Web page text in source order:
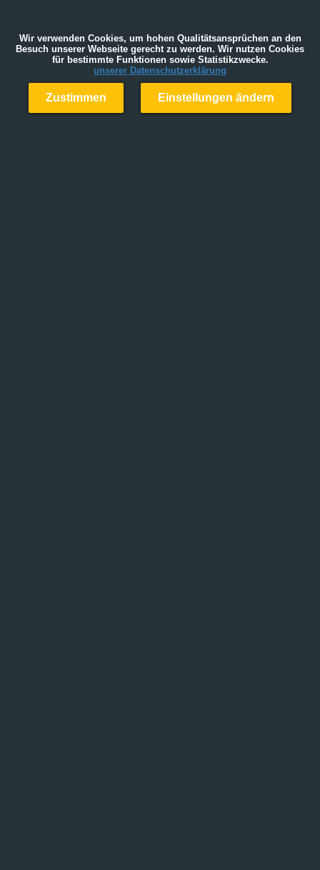
Wir verwenden Cookies, um hohen Qualitätsansprüchen an den
Besuch unserer Webseite gerecht zu werden. Wir nutzen Cookies
für bestimmte Funktionen sowie Statistikzwecke.
unserer Datenschutzerklärung
Zustimmen Einstellungen ändern